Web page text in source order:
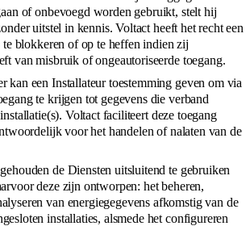
of onbevoegd worden gebruikt, stelt hij
uitstel in kennis. Voltact heeft het recht een
blokkeren of op te heffen indien zij
van misbruik of ongeautoriseerde toegang.
kan een Installateur toestemming geven om via
te krijgen tot gegevens die verband
Voltact faciliteert deze toegang
voor het handelen of nalaten van de
de Diensten uitsluitend te gebruiken
deze zijn ontworpen: het beheren,
van energiegegevens afkomstig van de
installaties, alsmede het configureren